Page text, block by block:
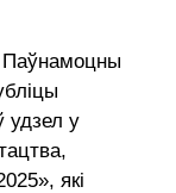
Паўнамоцны
удзел у
які